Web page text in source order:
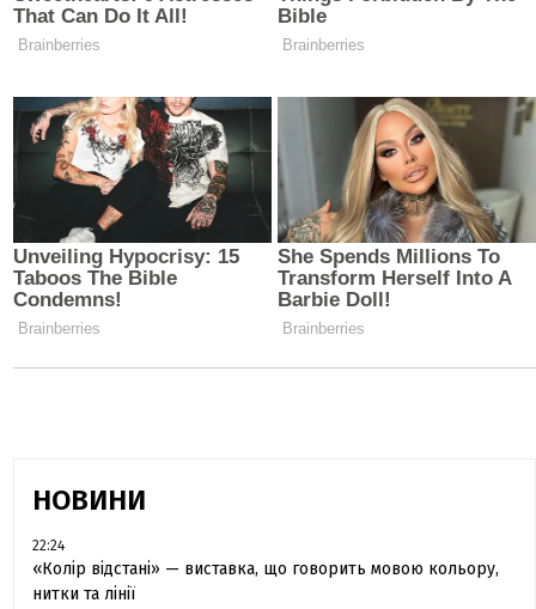
НОВИНИ
22:24
«Колір відстані» — виставка, що говорить мовою кольору,
нитки та лінії